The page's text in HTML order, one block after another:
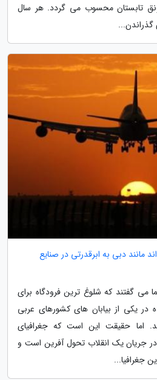
تابستان محسوب می گردد. هر سال
گذراندن...
مانند دبی به ابرقدرتی در صنایع
می گفتند که شلوغ ترین فرودگاه برای
در یکی از بیابان های کشورهای عربی
اما حقیقت این است که جغرافیای
جریان یک انقلاب تحول آفرین است و
جغرافیا...